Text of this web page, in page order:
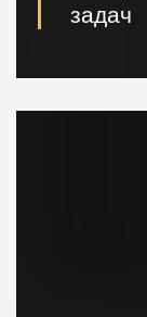
задач